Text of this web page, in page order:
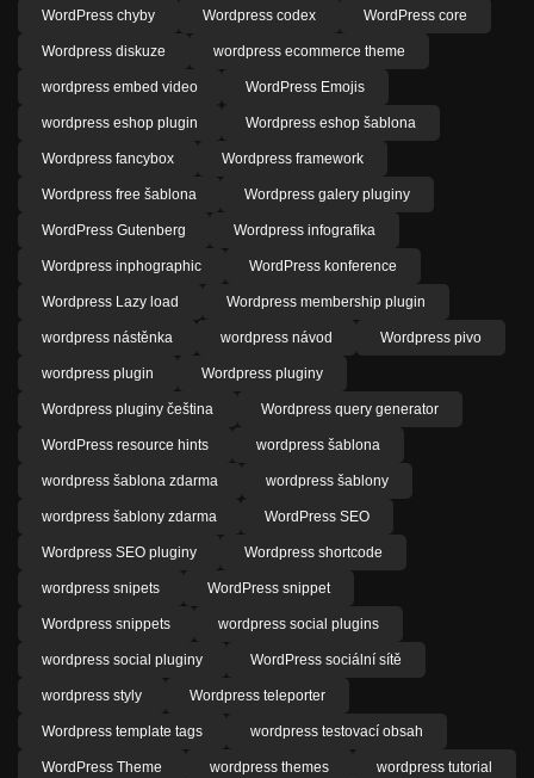
WordPress chyby Wordpress codex WordPress core
Wordpress diskuze wordpress ecommerce theme
wordpress embed video WordPress Emojis
wordpress eshop plugin Wordpress eshop šablona
Wordpress fancybox Wordpress framework
Wordpress free šablona Wordpress galery pluginy
WordPress Gutenberg Wordpress infografika
Wordpress inphographic WordPress konference
Wordpress Lazy load Wordpress membership plugin
wordpress nástěnka wordpress návod Wordpress pivo
wordpress plugin Wordpress pluginy
Wordpress pluginy čeština Wordpress query generator
WordPress resource hints wordpress šablona
wordpress šablona zdarma wordpress šablony
wordpress šablony zdarma WordPress SEO
Wordpress SEO pluginy Wordpress shortcode
wordpress snipets WordPress snippet
Wordpress snippets wordpress social plugins
wordpress social pluginy WordPress sociální sítě
wordpress styly Wordpress teleporter
Wordpress template tags wordpress testovací obsah
WordPress Theme wordpress themes wordpress tutorial